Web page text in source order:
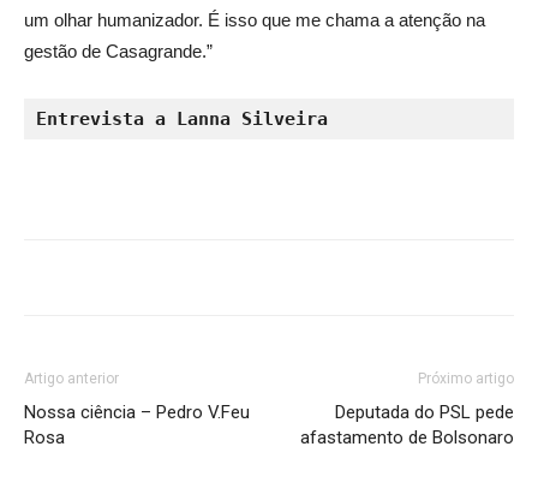
um olhar humanizador. É isso que me chama a atenção na
gestão de Casagrande.”
Entrevista a Lanna Silveira
Artigo anterior
Nossa ciência – Pedro V.Feu
Rosa
Próximo artigo
Deputada do PSL pede
afastamento de Bolsonaro